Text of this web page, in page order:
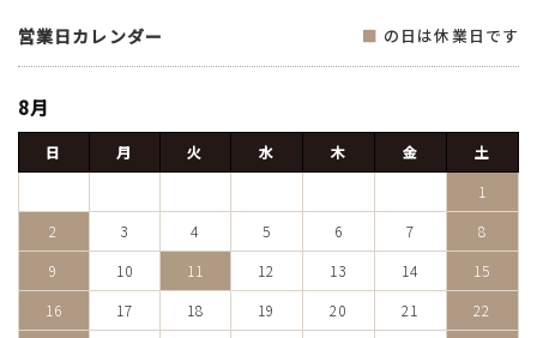
営業日カレンダー ■ の日は休業日です
8月
日 月 火 水 木 金
土
1
2
3 4 5 6 7
8
9
10 11 12 13 14
15
16
17 18 19 20 21
22